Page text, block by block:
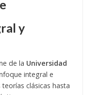
y
de la Universidad
integral e
clásicas hasta